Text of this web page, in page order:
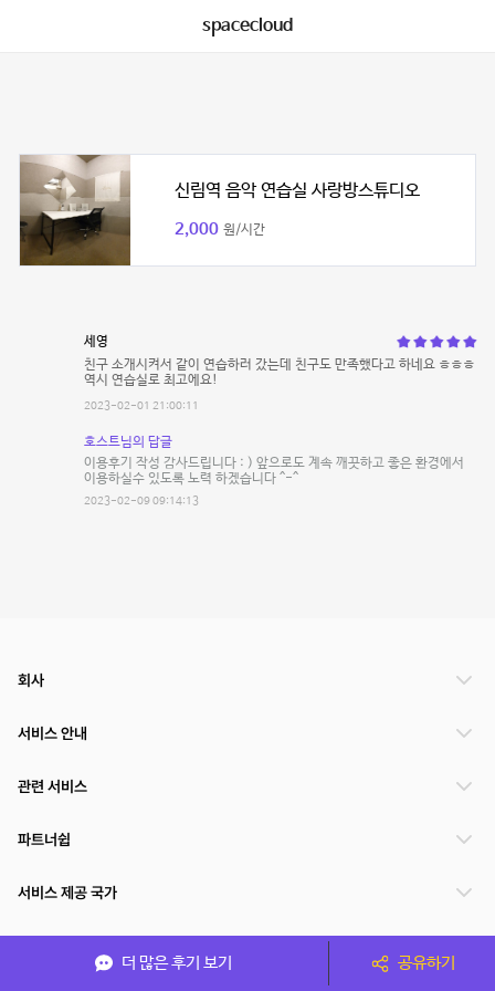
spacecloud
신림역 음악 연습실 사랑방스튜디오
2,000 원/시간
세영
친구 소개시켜서 같이 연습하러 갔는데 친구도 만족했다고 하네요 ㅎㅎㅎ
역시 연습실로 최고에요!
2023-02-01 21:00:11
호스트님의 답글
이용후기 작성 감사드립니다 : ) 앞으로도 계속 깨끗하고 좋은 환경에서
이용하실수 있도록 노력 하겠습니다 ^-^
2023-02-09 09:14:13
더 많은 후기 보기 공유하기
회사
서비스 안내
관련 서비스
파트너쉽
서비스 제공 국가
(주)NSPACE 사업자정보